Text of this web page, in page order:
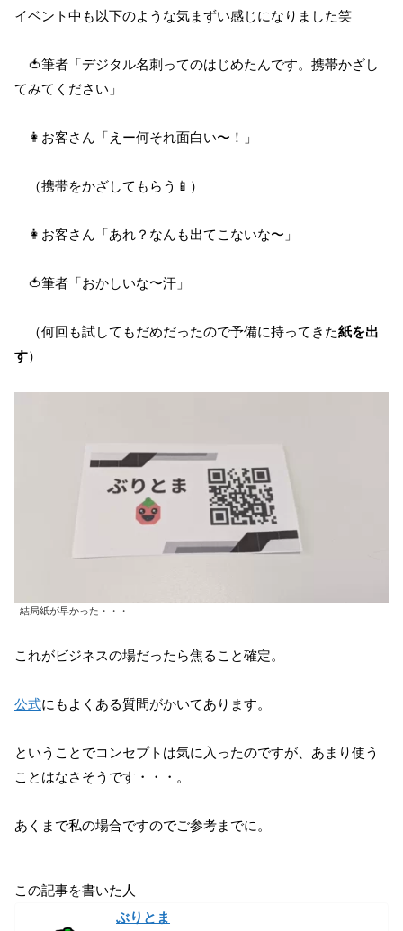
イベント中も以下のような気まずい感じになりました笑
🍅筆者「デジタル名刺ってのはじめたんです。携帯かざし
てみてください」
👩お客さん「えー何それ面白い〜！」
（携帯をかざしてもらう📱）
👩お客さん「あれ？なんも出てこないな〜」
🍅筆者「おかしいな〜汗」
（何回も試してもだめだったので予備に持ってきた紙を出
す）
結局紙が早かった・・・
これがビジネスの場だったら焦ること確定。
公式にもよくある質問がかいてあります。
ということでコンセプトは気に入ったのですが、あまり使う
ことはなさそうです・・・。
あくまで私の場合ですのでご参考までに。
この記事を書いた人
ぶりとま